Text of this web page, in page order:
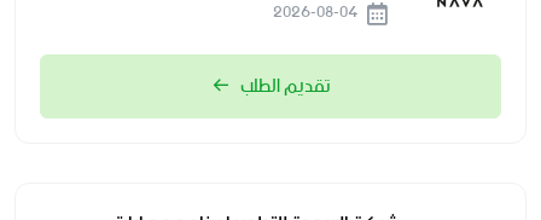
تقديم الطلب